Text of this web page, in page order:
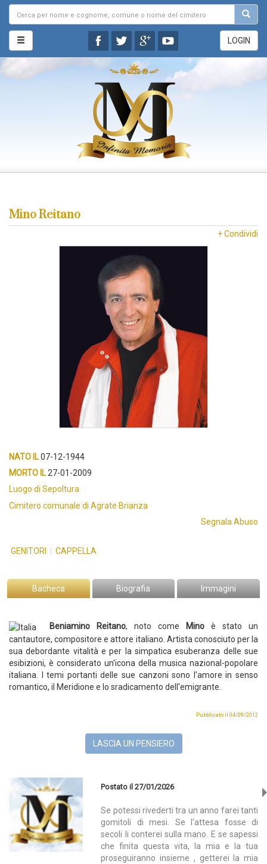
LOGIN
Mino Reitano
+ Condividi
NATO IL07-12-1944
MORTO IL27-01-2009
Luogo di Sepoltura
Cimitero comunale di Agrate Brianza
Segnala Abuso
GENITORI CAPPELLA
Bacheca Biografia Immagini
Beniamino Reitano, noto come Mino è stato un
cantautore, compositore e attore italiano. Artista conosciuto per la
sua debordante vitalità e per la simpatica esuberanza delle sue
esibizioni, è considerato un'icona della musica nazional-popolare
italiana. I temi portanti delle sue canzoni sono l'amore in senso
romantico, il Meridione e lo sradicamento dell'emigrante.
Pubblicato il 04/09/2012
LASCIA UN PENSIERO
Postato il 27/01/2026
Se potessi rivederti tra un anno farei tanti
gomitoli di mesi. Se l’attesa fosse di
secoli li conterei sulla mano. E se sapessi
che finita questa vita, la mia e la tua
proseguiranno insieme , getterei la mia